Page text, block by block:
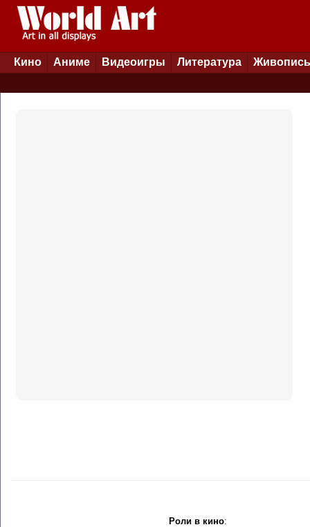
Кино Аниме Видеоигры Литература Живопись
Роли в кино: